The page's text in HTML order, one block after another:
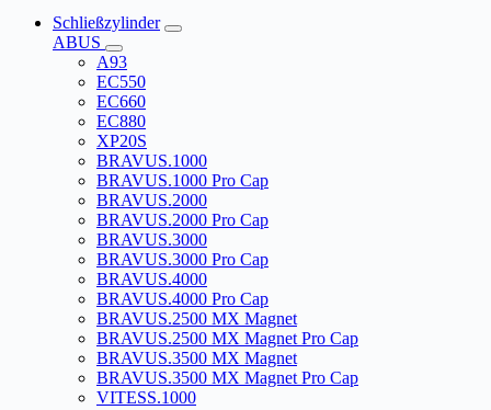
Schließzylinder
ABUS
A93
EC550
EC660
EC880
XP20S
BRAVUS.1000
BRAVUS.1000 Pro Cap
BRAVUS.2000
BRAVUS.2000 Pro Cap
BRAVUS.3000
BRAVUS.3000 Pro Cap
BRAVUS.4000
BRAVUS.4000 Pro Cap
BRAVUS.2500 MX Magnet
BRAVUS.2500 MX Magnet Pro Cap
BRAVUS.3500 MX Magnet
BRAVUS.3500 MX Magnet Pro Cap
VITESS.1000